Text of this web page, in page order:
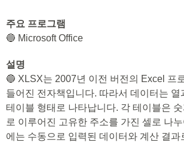
주요 프로그램
🔵 Microsoft Office
설명
🔵 XLSX는 2007년 이전 버전의 Excel 프
들어진 전자책입니다. 따라서 데이터는 열
테이블 형태로 나타납니다. 각 테이블은
로 이루어진 고유한 주소를 가진 셀로 나
에는 수동으로 입력된 데이터와 계산 결과